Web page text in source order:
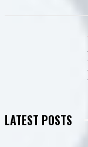
LATEST POSTS